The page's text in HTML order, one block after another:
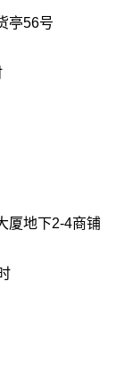
亭56号
厦地下2-4商铺